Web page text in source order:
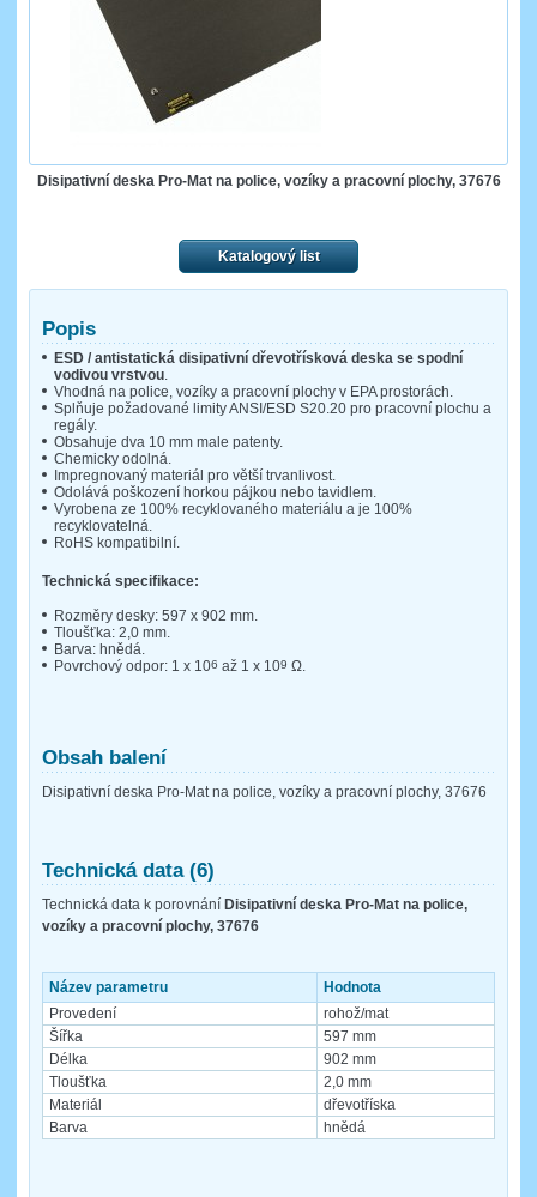
Disipativní deska Pro-Mat na police, vozíky a pracovní plochy, 37676
Katalogový list
Popis
ESD / antistatická disipativní dřevotřísková deska se spodní
vodivou vrstvou.
Vhodná na police, vozíky a pracovní plochy v EPA prostorách.
Splňuje požadované limity ANSI/ESD S20.20 pro pracovní plochu a
regály.
Obsahuje dva 10 mm male patenty.
Chemicky odolná.
Impregnovaný materiál pro větší trvanlivost.
Odolává poškození horkou pájkou nebo tavidlem.
Vyrobena ze 100% recyklovaného materiálu a je 100%
recyklovatelná.
RoHS kompatibilní.
Technická specifikace:
Rozměry desky: 597 x 902 mm.
Tloušťka: 2,0 mm.
Barva: hnědá.
Povrchový odpor: 1 x 106 až 1 x 109 Ω.
Obsah balení
Disipativní deska Pro-Mat na police, vozíky a pracovní plochy, 37676
Technická data (6)
Technická data k porovnání Disipativní deska Pro-Mat na police,
vozíky a pracovní plochy, 37676
Název parametru
Hodnota
Provedení
rohož/mat
Šířka
597 mm
Délka
902 mm
Tloušťka
2,0 mm
Materiál
dřevotříska
Barva
hnědá